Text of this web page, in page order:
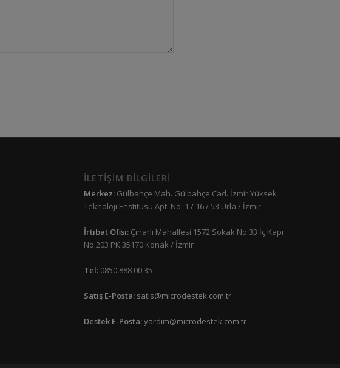
İLETİŞİM BİLGİLERİ
Merkez: Gülbahçe Mah. Gülbahçe Cad. İzmir Yüksek
Teknoloji Enstitüsü Apt. No: 1 / 16 / 53 Urla / İzmir
İrtibat Ofisi: Çınarlı Mahallesi 1572 Sokak No:33 İç Kapı
No:203 PK.35170 Konak / İzmir
Tel: 0850 888 00 35
Satış E-Posta: satis@microdestek.com.tr
Destek E-Posta:yardim@microdestek.com.tr